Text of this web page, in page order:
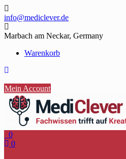
Skip
to
content
info@mediclever.de
Marbach am Neckar, Germany
Warenkorb
Mein Account
0
0